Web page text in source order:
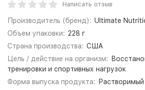
Написать отзыв
Производитель (бренд): Ultimate
Объем упаковки: 228 г
Страна производства: США
Цель / действие на организм:
тренировки и спортивных нагрузок
Форма выпуска продукта: